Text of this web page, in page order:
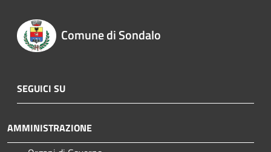
Comune di Sondalo
SEGUICI SU
AMMINISTRAZIONE